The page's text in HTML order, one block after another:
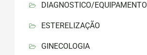
DIAGNOSTICO/EQUIPAMENTO
ESTERELIZAÇÃO
GINECOLOGIA